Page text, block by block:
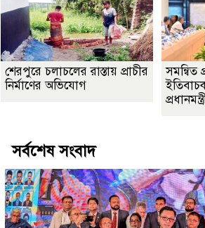
শেরপুরে চলাচলের রাস্তায় প্রাচীর
নির্মাণের অভিযোগ
সমন্বিত
সর্বশেষ সংবাদ